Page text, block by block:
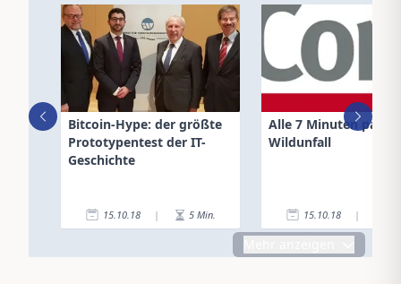
Bitcoin-Hype: der größte
Prototypentest der IT-
Geschichte
15.10.18 | 5 Min.
Alle 7 Minuten
Wildunfall
15.10.18 |